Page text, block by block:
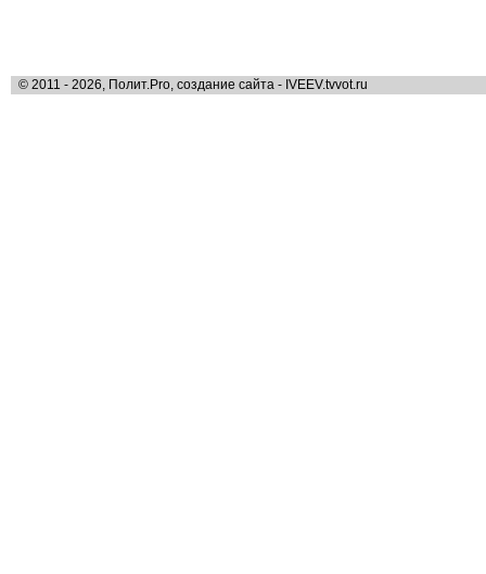
© 2011 - 2026, Полит.Pro, создание сайта - IVEEV.tvvot.ru